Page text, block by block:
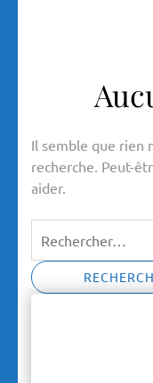
Il semble que rien
recherche. Peut-
aider.